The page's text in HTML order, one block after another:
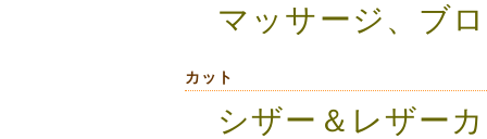
マッサージ、ブ
カット
シザー＆レザー